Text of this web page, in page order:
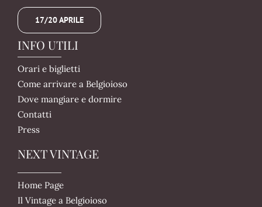
17/20 APRILE
INFO UTILI
Orari e biglietti
Come arrivare a Belgioioso
Dove mangiare e dormire
Contatti
Press
NEXT VINTAGE
Home Page
Il Vintage a Belgioioso